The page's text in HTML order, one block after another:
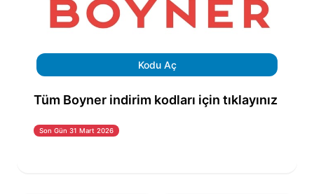
Kodu Aç
Tüm Boyner indirim kodları için tıklayınız
Son Gün 31 Mart 2026